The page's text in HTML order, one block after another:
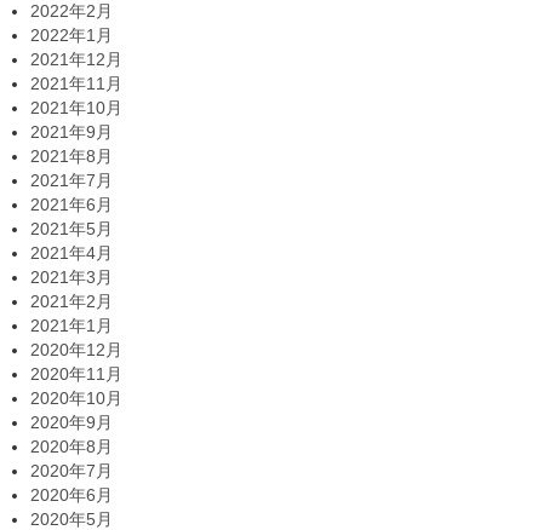
2022年2月
2022年1月
2021年12月
2021年11月
2021年10月
2021年9月
2021年8月
2021年7月
2021年6月
2021年5月
2021年4月
2021年3月
2021年2月
2021年1月
2020年12月
2020年11月
2020年10月
2020年9月
2020年8月
2020年7月
2020年6月
2020年5月